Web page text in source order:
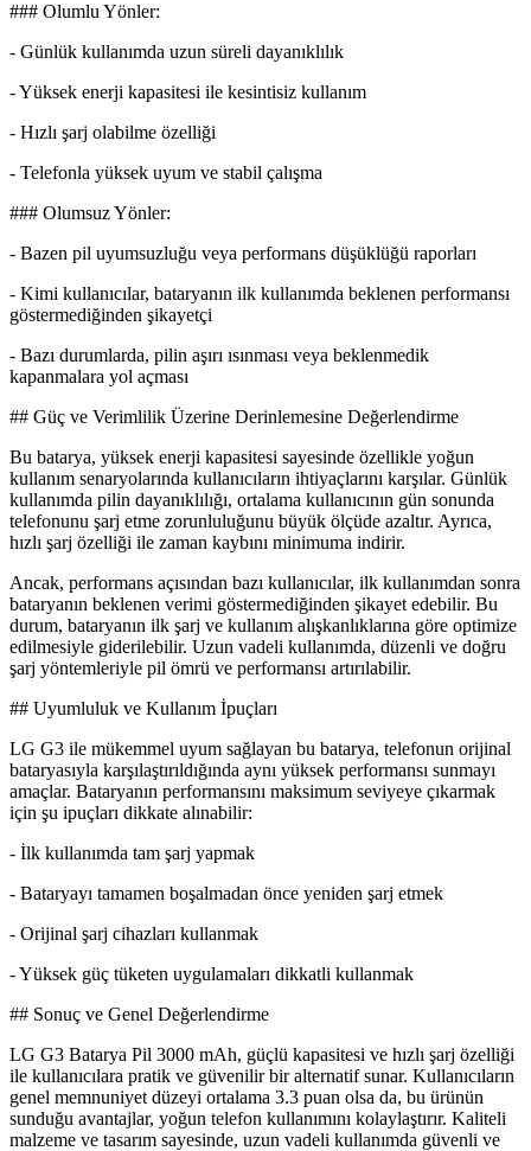
### Olumlu Yönler:
- Günlük kullanımda uzun süreli dayanıklılık
- Yüksek enerji kapasitesi ile kesintisiz kullanım
- Hızlı şarj olabilme özelliği
- Telefonla yüksek uyum ve stabil çalışma
### Olumsuz Yönler:
- Bazen pil uyumsuzluğu veya performans düşüklüğü raporları
- Kimi kullanıcılar, bataryanın ilk kullanımda beklenen performansı
göstermediğinden şikayetçi
- Bazı durumlarda, pilin aşırı ısınması veya beklenmedik
kapanmalara yol açması
## Güç ve Verimlilik Üzerine Derinlemesine Değerlendirme
Bu batarya, yüksek enerji kapasitesi sayesinde özellikle yoğun
kullanım senaryolarında kullanıcıların ihtiyaçlarını karşılar. Günlük
kullanımda pilin dayanıklılığı, ortalama kullanıcının gün sonunda
telefonunu şarj etme zorunluluğunu büyük ölçüde azaltır. Ayrıca,
hızlı şarj özelliği ile zaman kaybını minimuma indirir.
Ancak, performans açısından bazı kullanıcılar, ilk kullanımdan sonra
bataryanın beklenen verimi göstermediğinden şikayet edebilir. Bu
durum, bataryanın ilk şarj ve kullanım alışkanlıklarına göre optimize
edilmesiyle giderilebilir. Uzun vadeli kullanımda, düzenli ve doğru
şarj yöntemleriyle pil ömrü ve performansı artırılabilir.
## Uyumluluk ve Kullanım İpuçları
LG G3 ile mükemmel uyum sağlayan bu batarya, telefonun orijinal
bataryasıyla karşılaştırıldığında aynı yüksek performansı sunmayı
amaçlar. Bataryanın performansını maksimum seviyeye çıkarmak
için şu ipuçları dikkate alınabilir:
- İlk kullanımda tam şarj yapmak
- Bataryayı tamamen boşalmadan önce yeniden şarj etmek
- Orijinal şarj cihazları kullanmak
- Yüksek güç tüketen uygulamaları dikkatli kullanmak
## Sonuç ve Genel Değerlendirme
LG G3 Batarya Pil 3000 mAh, güçlü kapasitesi ve hızlı şarj özelliği
ile kullanıcılara pratik ve güvenilir bir alternatif sunar. Kullanıcıların
genel memnuniyet düzeyi ortalama 3.3 puan olsa da, bu ürünün
sunduğu avantajlar, yoğun telefon kullanımını kolaylaştırır. Kaliteli
malzeme ve tasarım sayesinde, uzun vadeli kullanımda güvenli ve